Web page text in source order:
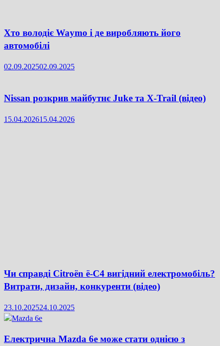
Хто володіє Waymo і де виробляють його
автомобілі
02.09.202502.09.2025
Nissan розкрив майбутнє Juke та X-Trail (відео)
15.04.202615.04.2026
Чи справді Citroën ë-C4 вигідний електромобіль?
Витрати, дизайн, конкуренти (відео)
23.10.202524.10.2025
Електрична Mazda 6e може стати однією з